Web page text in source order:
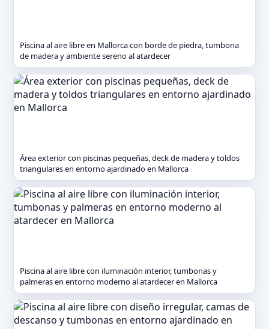
Piscina al aire libre en Mallorca con borde de piedra, tumbona
de madera y ambiente sereno al atardecer
Área exterior con piscinas pequeñas, deck de madera y toldos
triangulares en entorno ajardinado en Mallorca
Piscina al aire libre con iluminación interior, tumbonas y
palmeras en entorno moderno al atardecer en Mallorca